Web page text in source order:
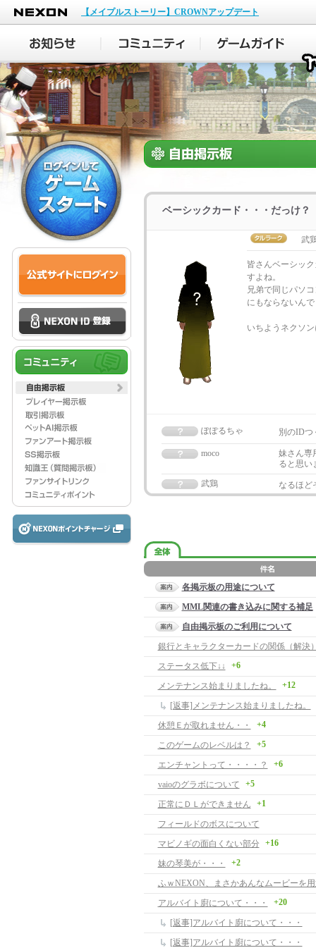
NEXON
【メイプルストーリー】CROWNアップデート
ベーシックカード・・・だっけ？
武
皆さんベーシッ
すよね。
兄弟で同じパソ
にもならないん
いちようネクソ
ぽぽるちゃ 別のIDつ
moco
妹さん専
ると思い
武鶏
なるほど
各掲示板の用途について
MML関連の書き込みに関する補足
自由掲示板のご利用について
銀行とキャラクターカードの関係（解決
ステータス低下↓↓
+6
メンテナンス始まりましたね。 +12
[返事]メンテナンス始まりましたね。
休憩Ｅが取れません・・
+4
このゲームのレベルは？ +5
エンチャントって・・・・？ +6
vaioのグラボについて +5
正常にＤＬができません +1
フィールドのボスについて
マビノギの面白くない部分
+16
妹の琴美が・・・ +2
アルバイト廚について・・・ +20
[返事]アルバイト廚について・・・
[返事]アルバイト廚について・・・